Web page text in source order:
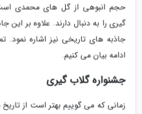
حجم انبوهی از گل های محمدی
گیری را به دنبال دارند. علاوه بر این
جاذبه های تاریخی نیز اشاره نمود.
ادامه بیان می کنیم.
جشنواره گلاب گیری